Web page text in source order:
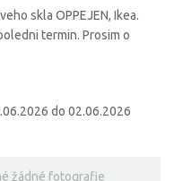
skla OPPEJEN, Ikea.
termin. Prosim o
do 02.06.2026
žádné fotografie